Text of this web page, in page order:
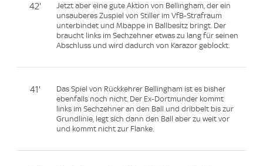
42'
Jetzt aber eine gute Aktion von Bellingham, der ein
unsauberes Zuspiel von Stiller im VfB-Strafraum
unterbindet und Mbappe in Ballbesitz bringt. Der
braucht links im Sechzehner etwas zu lang für seinen
Abschluss und wird dadurch von Karazor geblockt.
41'
Das Spiel von Rückkehrer Bellingham ist es bisher
ebenfalls noch nicht. Der Ex-Dortmunder kommt
links im Sechzehner an den Ball und dribbelt bis zur
Grundlinie, legt sich dann den Ball aber zu weit vor
und kommt nicht zur Flanke.